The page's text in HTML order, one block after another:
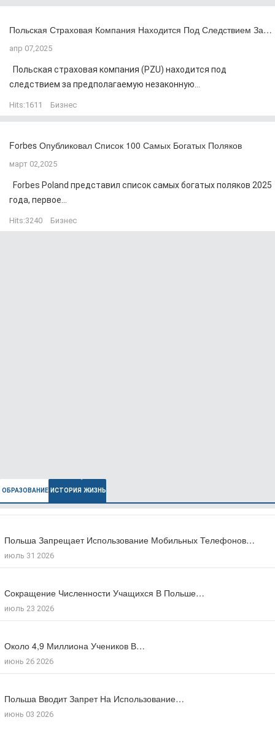
Польская Страховая Компания Находится Под Следствием За…
апр 07,2025
Польская страховая компания (PZU) находится под
следствием за предполагаемую незаконную...
Hits:1611 Бизнес
Forbes Опубликовал Список 100 Самых Богатых Поляков
март 02,2025
Forbes Poland представил список самых богатых поляков 2025
года, первое...
Hits:3240 Бизнес
ОБРАЗОВАНИЕ ИСТОРИЯ ЖИЗНЬ
Польша Запрещает Использование Мобильных Телефонов…
июль 31 2026
Сокращение Численности Учащихся В Польше…
июль 23 2026
Около 4,9 Миллиона Учеников В…
июнь 26 2026
Польша Вводит Запрет На Использование…
июнь 03 2026
В Польше Выросла Ожидаемая Продолжительность…
июль 27 2026
Число Зарегистрированных Преступлений На Почве…
июль 17 2026
Большинство Поляков Поддерживают Сокращение Рабочего…
июль 09 2026
Число Иностранцев, Получивших Польское Гражданство…
мая 18 2026